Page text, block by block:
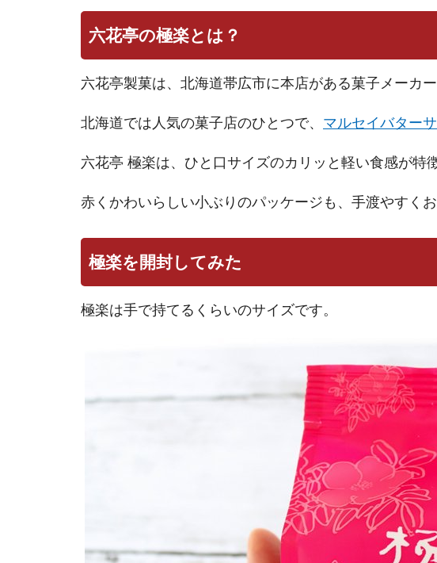
六花亭の極楽とは？
六花亭製菓は、北海道帯広市に本店がある菓子メーカー
北海道では人気の菓子店のひとつで、 マルセイバター
六花亭 極楽は、ひと口サイズのカリッと軽い食感が特
赤くかわいらしい小ぶりのパッケージも、手渡やすく
極楽を開封してみた
極楽は手で持てるくらいのサイズです。